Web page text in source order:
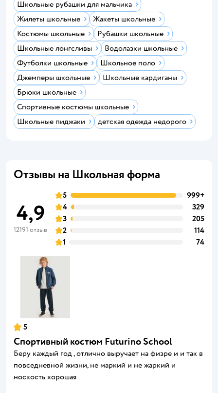
Школьные рубашки для мальчика
Жилеты школьные
Жакеты школьные
Костюмы школьные
Рубашки школьные
Школьные лонгсливы
Водолазки школьные
Футболки школьные
Школьное поло
Джемперы школьные
Школьные кардиганы
Брюки школьные
Спортивные костюмы школьные
Школьные пиджаки
детская одежда недорого
Отзывы на Школьная форма
4,9
12191 отзыв
5
999+
4
329
3
205
2
114
1
74
5
Спортивный костюм Futurino School
Беру каждый год , отлично выручает на физре и и так в
повседневной жизни, не маркий и не жаркий и
носкость хорошая